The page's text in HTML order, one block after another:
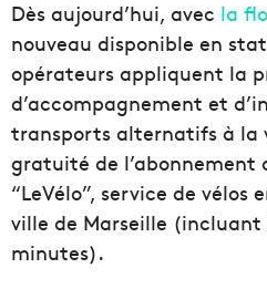
Dès aujourd’hui, avec la
nouveau disponible en
opérateurs appliquent la
d’accompagnement et
transports alternatifs à la
gratuité de l’abonnement
“LeVélo”, service de vélos
ville de Marseille (incluant
minutes).